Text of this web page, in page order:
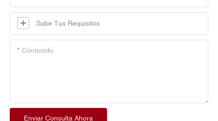
Sube Tus Requisitos
Contenido
Enviar Consulta Ahora